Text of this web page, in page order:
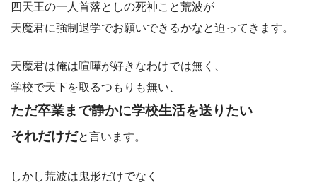
四天王の一人首落としの死神こと荒波が
天魔君に強制退学でお願いできるかなと迫ってきます。
天魔君は俺は喧嘩が好きなわけでは無く、
学校で天下を取るつもりも無い、
ただ卒業まで静かに学校生活を送りたい
それだけだと言います。
しかし荒波は鬼形だけでなく